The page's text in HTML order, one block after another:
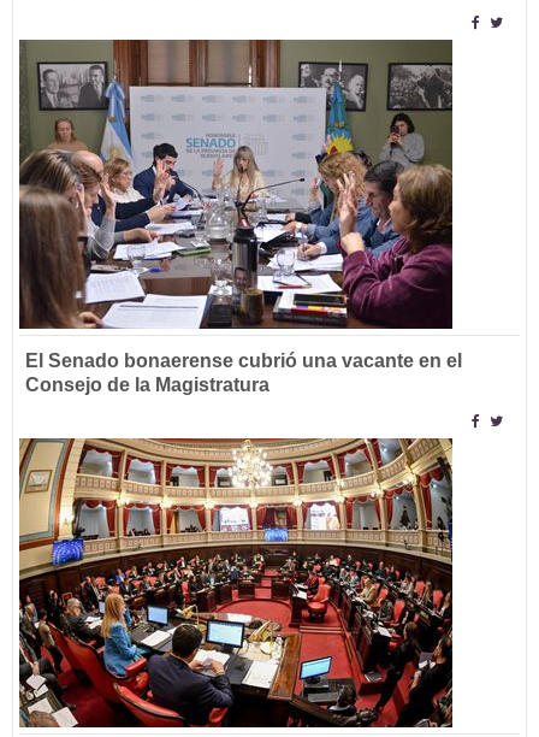
El Senado bonaerense cubrió una vacante en el
Consejo de la Magistratura